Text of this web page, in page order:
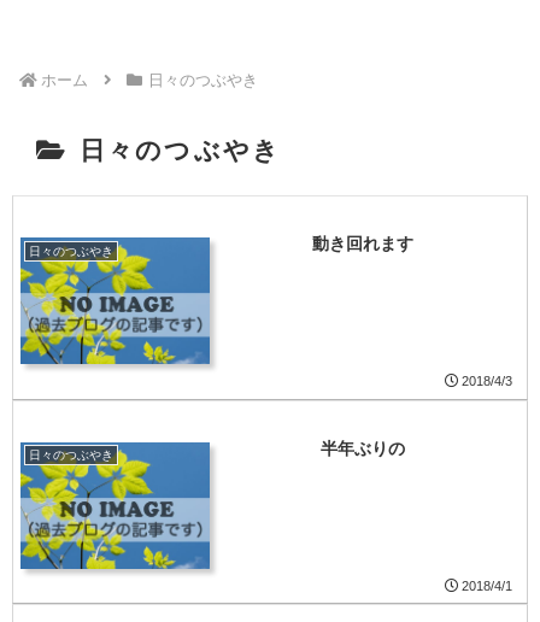
ホーム 日々のつぶやき
日々のつぶやき
日々のつぶやき 動き回れます
2018/4/3
日々のつぶやき 半年ぶりの
2018/4/1